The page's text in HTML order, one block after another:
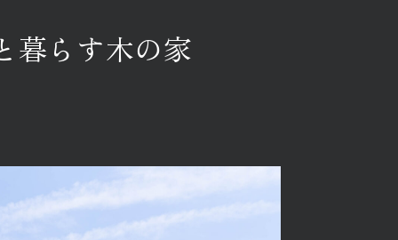
暮らす木の家